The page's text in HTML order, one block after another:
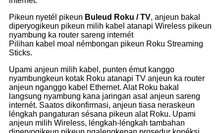
Pikeun nyetél pikeun Buleud Roku /TV, anjeun bakal
diperyogikeun pikeun milih kabel atanapi Wireless pikeun
nyambung ka router sareng internét
Pilihan kabel moal némbongan pikeun Roku Streaming
Sticks.
Upami anjeun milih kabel, punten émut kanggo
nyambungkeun kotak Roku atanapi TV anjeun ka router
anjeun nganggo kabel Ethernet. Alat Roku bakal
langsung nyambung kana jaringan asal anjeun sareng
internét. Saatos dikonfirmasi, anjeun tiasa neraskeun
léngkah pangaturan sésana pikeun alat Roku. Upami
anjeun milih Wireless, léngkah-léngkah tambahan